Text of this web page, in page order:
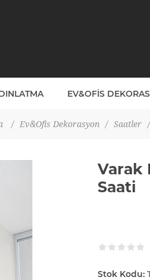
EV&OFIS
/ Ev&Ofis Dekorasyon / Saatler /
Varak
Saati
Stok Kodu: